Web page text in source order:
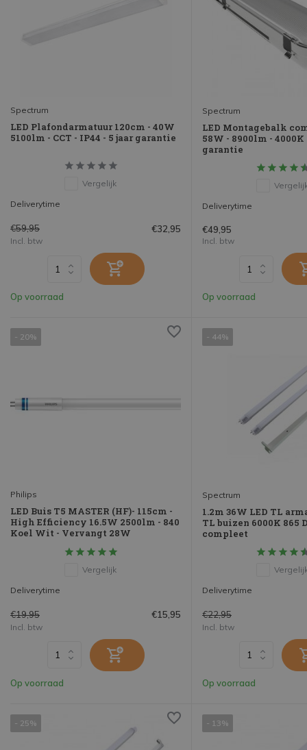
Spectrum
LED Plafondarmatuur 120cm - 40W
5100lm - CCT - IP44 - 5 jaar garantie
Vergelijk
Deliverytime
€59,95 €32,95
Incl. btw
Op voorraad
Spectrum
LED Montagebalk
58W - 8900lm - 4000K
garantie
Deliverytime
€49,95
Incl. btw
Op voorraad
- 20%
Philips
LED Buis T5 MASTER (HF)- 115cm -
High Efficiency 16.5W 2500lm - 840
Koel Wit - Vervangt 28W
Vergelijk
Deliverytime
€19,95 €15,95
Incl. btw
Op voorraad
- 44%
Spectrum
1.2m 36W LED TL
TL buizen 6000K
compleet
Deliverytime
€22,95
Incl. btw
Op voorraad
- 25% - 13%